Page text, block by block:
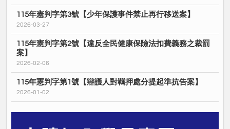
115年憲判字第3號【少年保護事件禁止再行移送案】
2026-03-27
115年憲判字第2號【違反全民健康保險法扣費義務之裁罰
案】
2026-02-06
115年憲判字第1號【辯護人對羈押處分提起準抗告案】
2026-01-02